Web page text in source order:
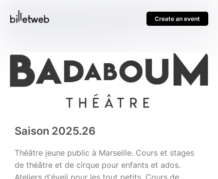
Create an event
Saison 2025.26
Théâtre jeune public à Marseille. Cours et stages
de théâtre et de cirque pour enfants et ados.